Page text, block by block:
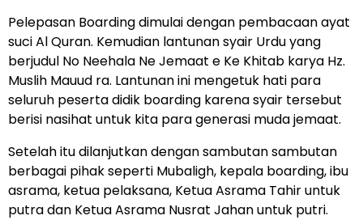
Pelepasan Boarding dimulai dengan pembacaan ayat
suci Al Quran. Kemudian lantunan syair Urdu yang
berjudul No Neehala Ne Jemaat e Ke Khitab karya Hz.
Muslih Mauud ra. Lantunan ini mengetuk hati para
seluruh peserta didik boarding karena syair tersebut
berisi nasihat untuk kita para generasi muda jemaat.
Setelah itu dilanjutkan dengan sambutan sambutan
berbagai pihak seperti Mubaligh, kepala boarding, ibu
asrama, ketua pelaksana, Ketua Asrama Tahir untuk
putra dan Ketua Asrama Nusrat Jahan untuk putri.